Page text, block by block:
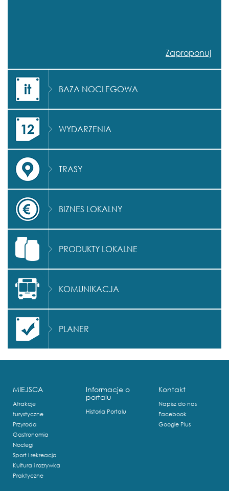
Zaproponuj
BAZA NOCLEGOWA
WYDARZENIA
TRASY
BIZNES LOKALNY
PRODUKTY LOKALNE
KOMUNIKACJA
PLANER
MIEJSCA
Atrakcje
turystyczne
Przyroda
Gastronomia
Noclegi
Sport i rekreacja
Kultura i rozrywka
Praktyczne
Informacje o
portalu
Historia Portalu
Kontakt
Napisz do nas
Facebook
Google Plus